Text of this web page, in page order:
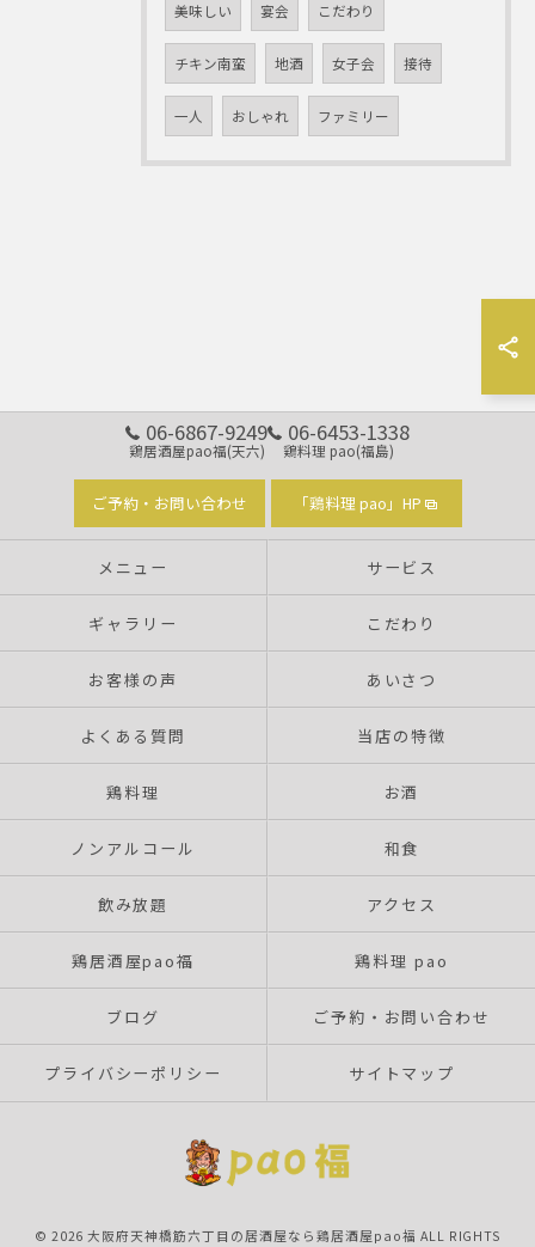
美味しい 宴会 こだわり
チキン南蛮 地酒 女子会 接待
一人 おしゃれ ファミリー
06-6867-9249
鶏居酒屋pao福(天六)
06-6453-1338
鶏料理 pao(福島)
ご予約・お問い合わせ 「鶏料理 pao」HP
メニュー サービス
ギャラリー こだわり
お客様の声 あいさつ
よくある質問 当店の特徴
鶏料理 お酒
ノンアルコール 和食
飲み放題 アクセス
鶏居酒屋pao福 鶏料理 pao
ブログ ご予約・お問い合わせ
プライバシーポリシー サイトマップ
© 2026 大阪府天神橋筋六丁目の居酒屋なら鶏居酒屋pao福 ALL RIGHTS